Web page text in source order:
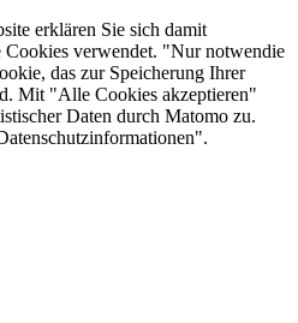
erklären Sie sich damit
Cookies verwendet. "Nur notwendie
das zur Speicherung Ihrer
Mit "Alle Cookies akzeptieren"
Daten durch Matomo zu.